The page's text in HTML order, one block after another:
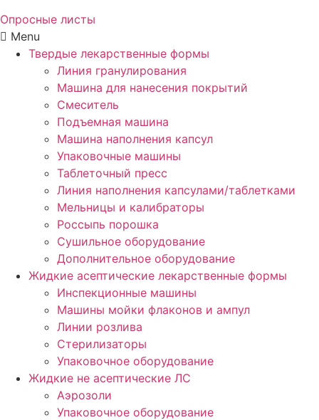
Опросные листы
Menu
Твердые лекарственные формы
Линия гранулирования
Машина для нанесения покрытий
Смеситель
Подъемная машина
Машина наполнения капсул
Упаковочные машины
Таблеточный пресс
Линия наполнения капсулами/таблетками
Мельницы и калибраторы
Россыпь порошка
Сушильное оборудование
Дополнительное оборудование
Жидкие асептические лекарственные формы
Инспекционные машины
Машины мойки флаконов и ампул
Линии розлива
Стерилизаторы
Упаковочное оборудование
Жидкие не асептические ЛС
Аэрозоли
Упаковочное оборудование